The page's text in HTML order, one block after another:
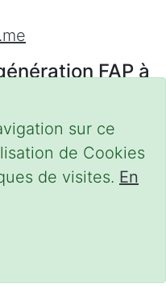
sur ce
de Cookies
de visites. En
FAP à
la Belgique dans
,Brabant Flamand